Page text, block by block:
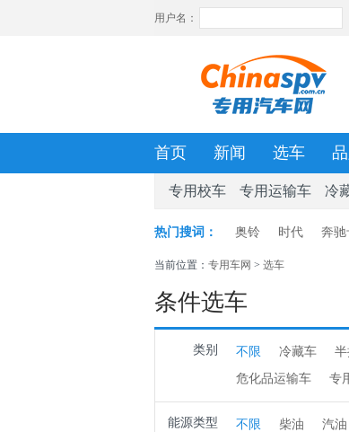
首页 新闻 选车
专用校车 专用运输车 冷
热门搜词： 奥铃 时代 奔驰
当前位置： 专用车网 > 选车
条件选车
类别 不限 冷藏车
危化品运输车
专
能源类型 不限 柴油 汽油